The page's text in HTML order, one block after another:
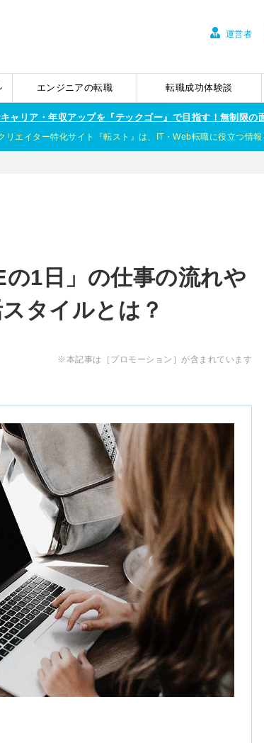
運営者
エンジニアの転職 転職成功体験談
ャリア・年収アップを『テックゴー』で目指す！無制限の
リエイター特化サイト『転スト』は、IT・Web転職に役立つ情報
1日」の仕事の流れや
タイルとは？
※本記事は［プロモーション］が含まれています